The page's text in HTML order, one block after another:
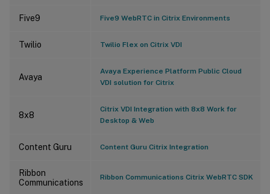
Five9 Five9 WebRTC in Citrix Environments
Twilio Twilio Flex on Citrix VDI
Avaya
Avaya Experience Platform Public Cloud
VDI solution for Citrix
8x8
Citrix VDI Integration with 8x8 Work for
Desktop & Web
Content Guru Content Guru Citrix Integration
Ribbon
Communications
Ribbon Communications Citrix WebRTC SDK